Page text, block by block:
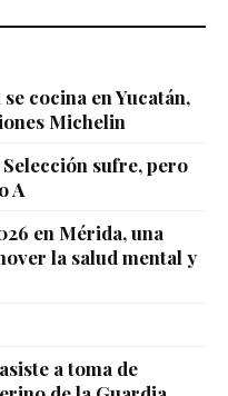
cocina en Yucatán,
Michelin
sufre, pero
A
en Mérida, una
la salud mental y
a toma de